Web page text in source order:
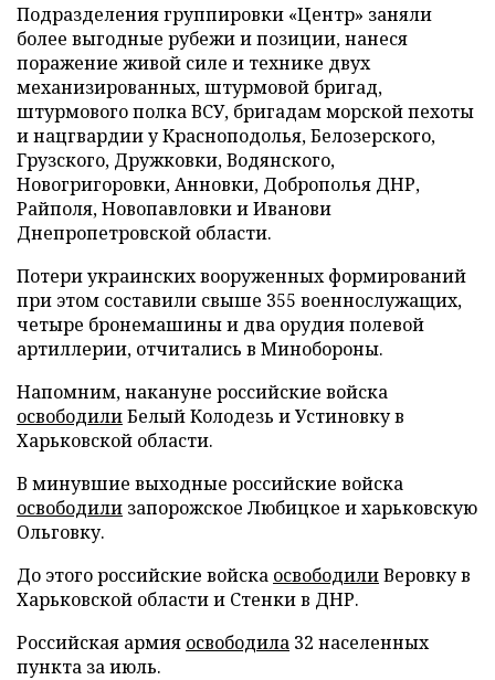
Подразделения группировки «Центр» заняли
более выгодные рубежи и позиции, нанеся
поражение живой силе и технике двух
механизированных, штурмовой бригад,
штурмового полка ВСУ, бригадам морской пехоты
и нацгвардии у Красноподолья, Белозерского,
Грузского, Дружковки, Водянского,
Новогригоровки, Анновки, Доброполья ДНР,
Райполя, Новопавловки и Иванови
Днепропетровской области.
Потери украинских вооруженных формирований
при этом составили свыше 355 военнослужащих,
четыре бронемашины и два орудия полевой
артиллерии, отчитались в Минобороны.
Напомним, накануне российские войска
освободилиБелый Колодезь и Устиновку в
Харьковской области.
В минувшие выходные российские войска
освободили запорожское Любицкое и харьковскую
Ольговку.
До этого российские войска освободилиВеровку в
Харьковской области и Стенки в ДНР.
Российская армия освободила 32 населенных
пункта за июль.